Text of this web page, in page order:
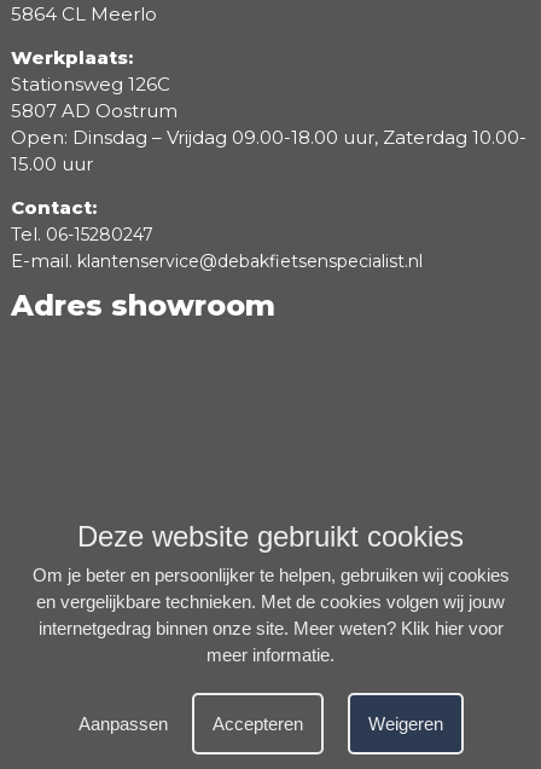
5864 CL Meerlo
Werkplaats:
Stationsweg 126C
5807 AD Oostrum
Open: Dinsdag – Vrijdag 09.00-18.00 uur, Zaterdag 10.00-
15.00 uur
Contact:
Tel. 06-15280247
E-mail. klantenservice@debakfietsenspecialist.nl
Adres showroom
Deze website gebruikt cookies
Om je beter en persoonlijker te helpen, gebruiken wij cookies
en vergelijkbare technieken. Met de cookies volgen wij jouw
internetgedrag binnen onze site. Meer weten? Klik hier voor
meer informatie.
Aanpassen Accepteren Weigeren